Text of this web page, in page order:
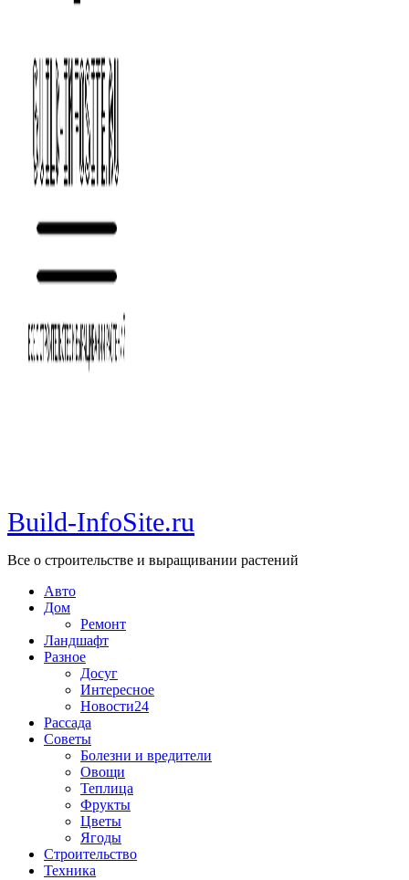
Build-InfoSite.ru
Все о строительстве и выращивании растений
Авто
Дом
Ремонт
Ландшафт
Разное
Досуг
Интересное
Новости24
Рассада
Советы
Болезни и вредители
Овощи
Теплица
Фрукты
Цветы
Ягоды
Строительство
Техника